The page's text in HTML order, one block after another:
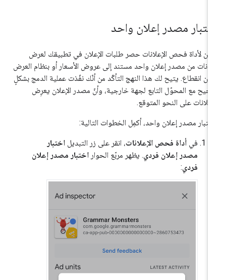
مصدر إعلان واحد
لأداة فحص الإعلانات حصر طلبات الإعلان في تطبيقك لعرض
من مصدر إعلان واحد مستند إلى عروض الأسعار أو بنظام العرض
انقطاع. يتيح لك هذا النهج التأكّد من أنّك نفّذت عملية الدمج بشكلٍ
مع المحوّل التابع لجهة خارجية، وأنّ مصدر الإعلان يعرِض
على النحو المتوقع.
مصدر إعلان واحد، أكمِل الخطوات التالية:
في أداة فحص الإعلانات، انقر على زر التبديلاختبار
مصدر إعلان فردي. يظهر مربّع الحواراختبار مصدر إعلان
فردي: